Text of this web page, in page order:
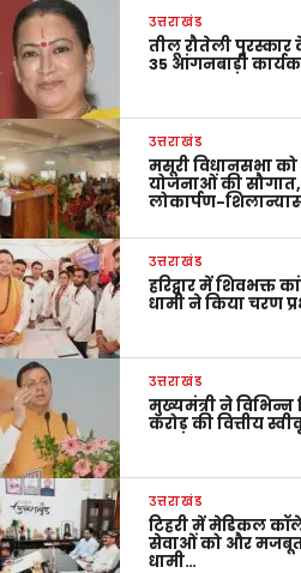
उत्तराखंड
तीलू रौतेली
35 आंगनबाड़ी
उत्तराखंड
मसूरी विधानसभा
योजनाओं की
लोकार्पण-
उत्तराखंड
हरिद्वार में शिवभक्त
धामी ने किया चरण
उत्तराखंड
मुख्यमंत्री ने
करोड़ की वित्तीय
उत्तराखंड
टिहरी में मेडिकल
सेवाओं को और मजबूत
धामी…